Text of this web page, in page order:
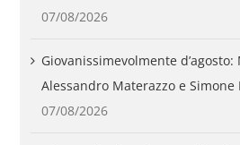
07/08/2026
Giovanissimevolmente
Alessandro Materazzo e Simone
07/08/2026